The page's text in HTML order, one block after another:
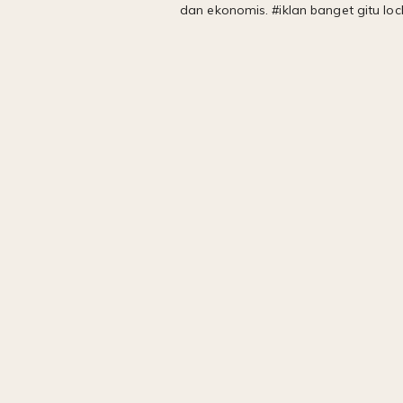
dan ekonomis. #iklan banget gitu